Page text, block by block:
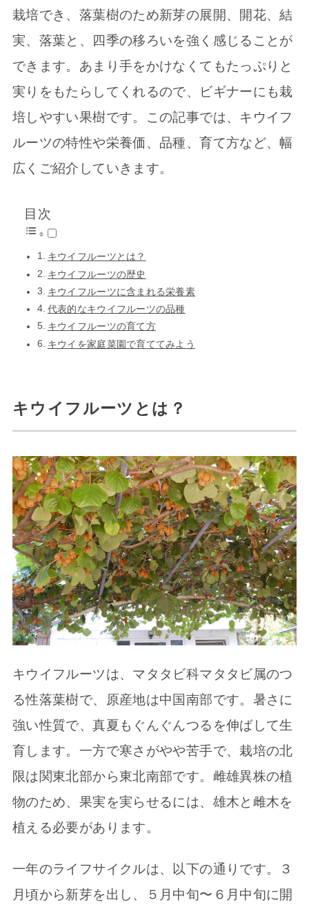
栽培でき、落葉樹のため新芽の展開、開花、結
実、落葉と、四季の移ろいを強く感じることが
できます。あまり手をかけなくてもたっぷりと
実りをもたらしてくれるので、ビギナーにも栽
培しやすい果樹です。この記事では、キウイフ
ルーツの特性や栄養価、品種、育て方など、幅
広くご紹介していきます。
目次
キウイフルーツとは？
キウイフルーツの歴史
キウイフルーツに含まれる栄養素
代表的なキウイフルーツの品種
キウイフルーツの育て方
キウイを家庭菜園で育ててみよう
キウイフルーツとは？
キウイフルーツは、マタタビ科マタタビ属のつ
る性落葉樹で、原産地は中国南部です。暑さに
強い性質で、真夏もぐんぐんつるを伸ばして生
育します。一方で寒さがやや苦手で、栽培の北
限は関東北部から東北南部です。雌雄異株の植
物のため、果実を実らせるには、雄木と雌木を
植える必要があります。
一年のライフサイクルは、以下の通りです。３
月頃から新芽を出し、５月中旬〜６月中旬に開